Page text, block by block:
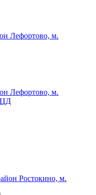
Лефортово, м.
Лефортово, м.
Ростокино, м.